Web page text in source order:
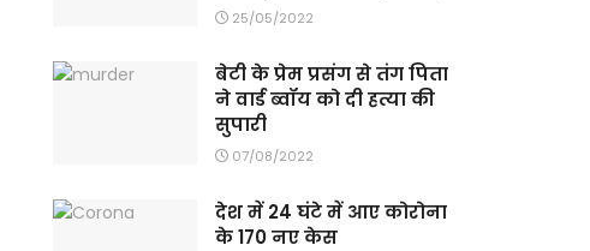
25/05/2022
बेटी के प्रेम प्रसंग से तंग पिता
ने वार्ड ब्वॉय को दी हत्या की
सुपारी
07/08/2022
देश में 24 घंटे में आए कोरोना
के 170 नए केस